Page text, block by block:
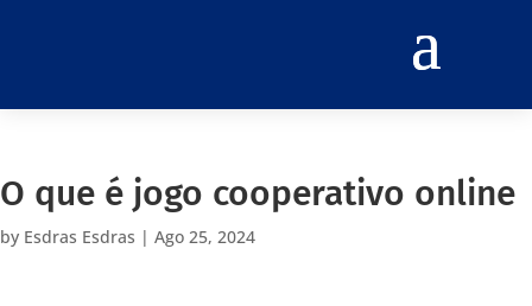
O que é jogo cooperativo online
by Esdras Esdras | Ago 25, 2024